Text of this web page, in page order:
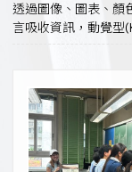
透過圖像、圖表、顏
言吸收資訊，動覺型